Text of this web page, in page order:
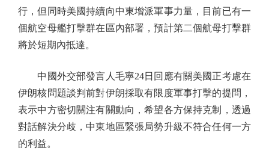
行，但同時美國持續向中東增派軍事力量，目前已有一
個航空母艦打擊群在區內部署，預計第二個航母打擊群
將於短期內抵達。
中國外交部發言人毛寧24日回應有關美國正考慮在
伊朗核問題談判前對伊朗採取有限度軍事打擊的提問，
表示中方密切關注有關動向，希望各方保持克制，透過
對話解決分歧，中東地區緊張局勢升級不符合任何一方
的利益。